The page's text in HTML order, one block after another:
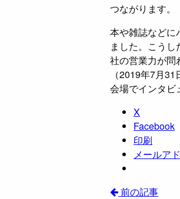
つながります。
本や雑誌などに
ました。こう
社の営業力が問
（2019年7月
会場でインタビ
X
Facebook
印刷
メールア
前の記事